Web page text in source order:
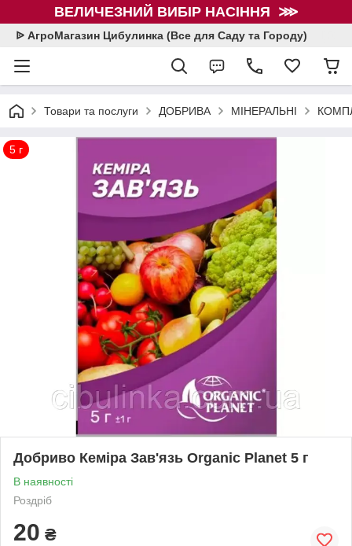
ВЕЛИЧЕЗНИЙ ВИБІР НАСІННЯ ⋙
ᐉ АгроМагазин Цибулинка (Все для Саду та Городу)
Товари та послуги ДОБРИВА МІНЕРАЛЬНІ
5 г
Добриво Кеміра Зав'язь Organic Planet 5 г
В наявності
Роздріб
20 ₴